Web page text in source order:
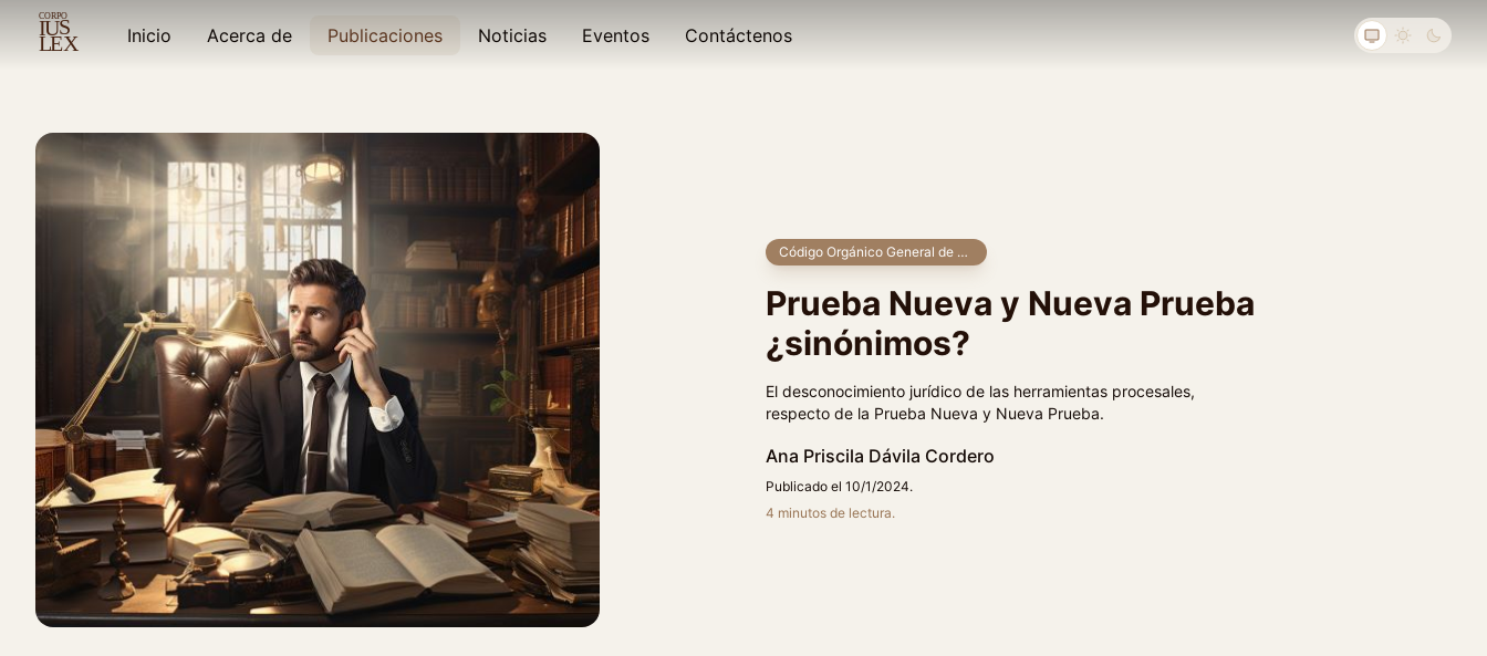
US
I
LEX
CORPO
Inicio Acerca de Publicaciones Noticias Eventos Contáctenos
Código Orgánico General de Procesos
Prueba Nueva y Nueva Prueba
¿sinónimos?
El desconocimiento jurídico de las herramientas procesales,
respecto de la Prueba Nueva y Nueva Prueba.
Ana Priscila Dávila Cordero
Publicado el 10/1/2024.
4 minutos de lectura.